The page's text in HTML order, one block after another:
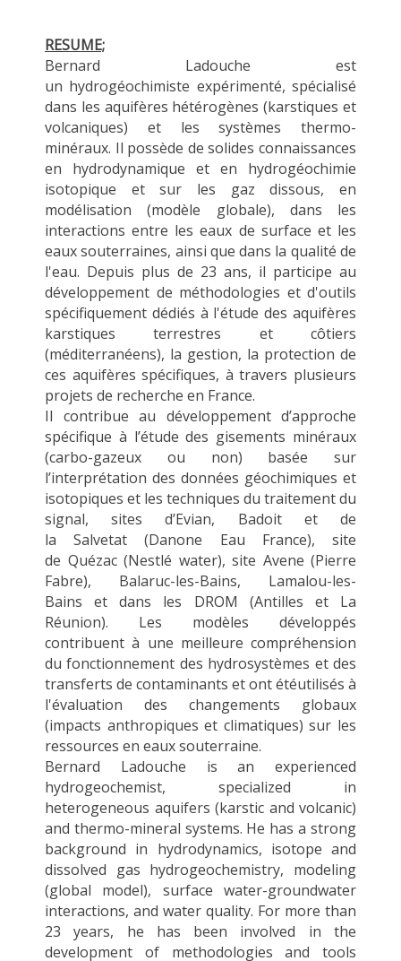
RESUME;
Bernard Ladouche est
un hydrogéochimiste expérimenté, spécialisé
dans les aquifères hétérogènes (karstiques et
volcaniques) et les systèmes thermo-
minéraux. Il possède de solides connaissances
en hydrodynamique et en hydrogéochimie
isotopique et sur les gaz dissous,en
modélisation (modèle globale), dans les
interactions entre les eaux de surface et les
eaux souterraines, ainsi que dans la qualité de
l'eau. Depuis plus de 23 ans, il participe au
développement de méthodologies et d'outils
spécifiquement dédiés à l'étude des aquifères
karstiques terrestres et côtiers
(méditerranéens), la gestion, la protection de
ces aquifères spécifiques, à travers plusieurs
projets de recherche en France.
Il contribue au développement d’approche
spécifique à l’étude des gisements minéraux
(carbo-gazeux ou non) basée sur
l’interprétation des données géochimiques et
isotopiques et les techniques du traitement du
signal, sites d’Evian, Badoit et de
laSalvetat (Danone Eau France), site
de Quézac(Nestlé water), site Avene (Pierre
Fabre), Balaruc-les-Bains, Lamalou-les-
Bains et dans les DROM (Antilles et La
Réunion). Les modèles développés
contribuentà une meilleure compréhension
du fonctionnement des hydrosystèmes et des
transferts de contaminants etont étéutilisés à
l'évaluation des changements globaux
(impacts anthropiques et climatiques) sur les
ressources en eaux souterraine.
Bernard Ladouche is an experienced
hydrogeochemist, specialized in
heterogeneous aquifers (karstic and volcanic)
and thermo-mineral systems. He has a strong
background in hydrodynamics, isotope and
dissolved gas hydrogeochemistry, modeling
(global model), surface water-groundwater
interactions, and water quality. For more than
23 years, he has been involved in the
development of methodologies and tools